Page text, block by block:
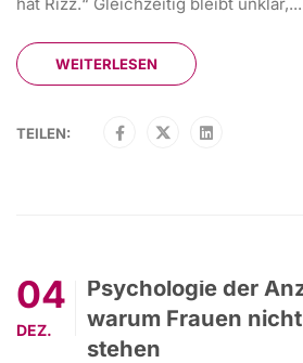
WEITERLESEN
TEILEN:
04
DEZ.
Psychologie der
warum Frauen
stehen